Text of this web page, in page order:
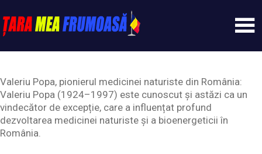
to
content
Tarameafrumoasa
Valeriu Popa, pionierul medicinei naturiste din România:
Valeriu Popa (1924–1997) este cunoscut și astăzi ca un
vindecător de excepție, care a influențat profund
dezvoltarea medicinei naturiste și a bioenergeticii în
România.